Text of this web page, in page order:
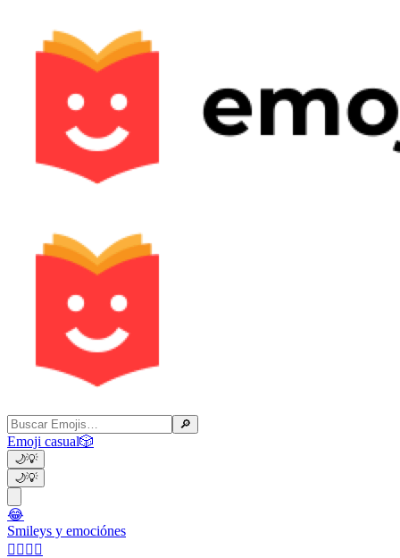
🔎
Emoji casual🎲
🌙💡
🌙💡
😂
Smileys y emociónes
👩‍❤️‍💋‍👨